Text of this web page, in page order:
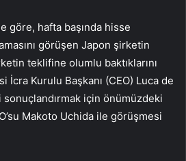
göre, hafta başında hisse
görüşen Japon şirketin
teklifine olumlu baktıklarını
İcra Kurulu Başkanı (CEO) Luca de
sonuçlandırmak için önümüzdeki
Makoto Uchida ile görüşmesi